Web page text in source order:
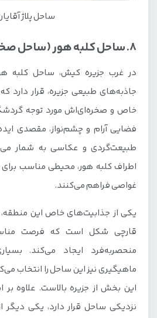
ساحل پلاژ
8. ساحل کلبه هور (ساحل صخره‌ای)
در غرب جزیره کیش، ساحل کلبه
جاذبه‌های طبیعی جزیره، قرار دارد
خاص و صخره‌ای‌اش مورد توجه
فضایی آرام و چشم‌نواز، مقصدی
طبیعت‌گردی و عکاسی به شمار
اطراف کلبه هور، محیطی مناسب
غواصی فراهم می‌کنند.
یکی از جذابیت‌های خاص این
قارچی شکل است که فرصت
منحصربه‌فرد ایجاد می‌کند.
ماهیگیری نیز این ساحل را انتخاب
این بخش از جزیره بالاست. علاوه بر
نزدیکی ساحل قرار دارد، یکی دیگر